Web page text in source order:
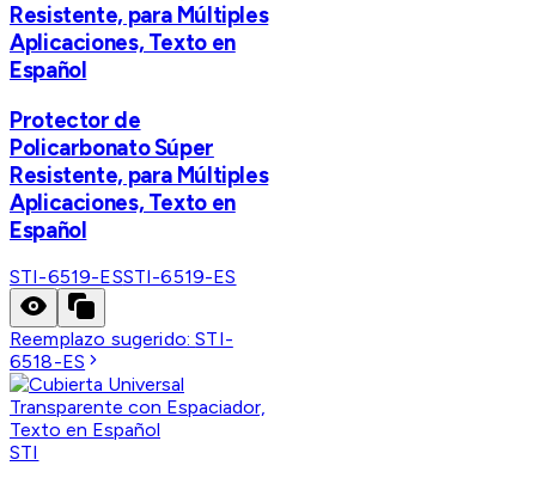
Resistente, para Múltiples
Aplicaciones, Texto en
Español
Protector de
Policarbonato Súper
Resistente, para Múltiples
Aplicaciones, Texto en
Español
STI-6519-ESSTI-6519-ES
Reemplazo sugerido:STI-
6518-ES
STI